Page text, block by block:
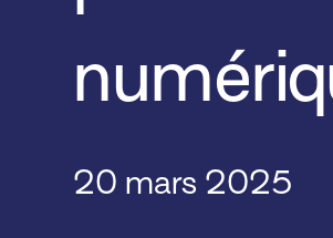
20 mars 2025